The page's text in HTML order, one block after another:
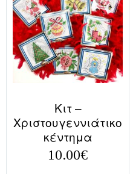
Kιτ –
Χριστουγεννιάτικο
κέντημα
10.00€